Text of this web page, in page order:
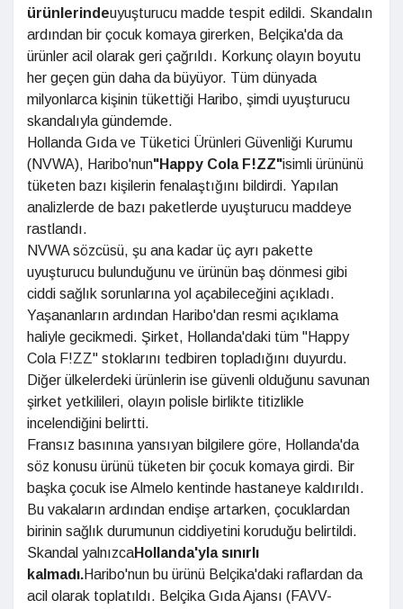
ürünlerindeuyuşturucu madde tespit edildi. Skandalın
ardından bir çocuk komaya girerken, Belçika'da da
ürünler acil olarak geri çağrıldı. Korkunç olayın boyutu
her geçen gün daha da büyüyor. Tüm dünyada
milyonlarca kişinin tükettiği Haribo, şimdi uyuşturucu
skandalıyla gündemde.
Hollanda Gıda ve Tüketici Ürünleri Güvenliği Kurumu
(NVWA), Haribo'nun"Happy Cola F!ZZ"isimli ürününü
tüketen bazı kişilerin fenalaştığını bildirdi. Yapılan
analizlerde de bazı paketlerde uyuşturucu maddeye
rastlandı.
NVWA sözcüsü, şu ana kadar üç ayrı pakette
uyuşturucu bulunduğunu ve ürünün baş dönmesi gibi
ciddi sağlık sorunlarına yol açabileceğini açıkladı.
Yaşananların ardından Haribo'dan resmi açıklama
haliyle gecikmedi. Şirket, Hollanda'daki tüm "Happy
Cola F!ZZ" stoklarını tedbiren topladığını duyurdu.
Diğer ülkelerdeki ürünlerin ise güvenli olduğunu savunan
şirket yetkilileri, olayın polisle birlikte titizlikle
incelendiğini belirtti.
Fransız basınına yansıyan bilgilere göre, Hollanda'da
söz konusu ürünü tüketen bir çocuk komaya girdi. Bir
başka çocuk ise Almelo kentinde hastaneye kaldırıldı.
Bu vakaların ardından endişe artarken, çocuklardan
birinin sağlık durumunun ciddiyetini koruduğu belirtildi.
Skandal yalnızcaHollanda'yla sınırlı
kalmadı.Haribo'nun bu ürünü Belçika'daki raflardan da
acil olarak toplatıldı. Belçika Gıda Ajansı (FAVV-